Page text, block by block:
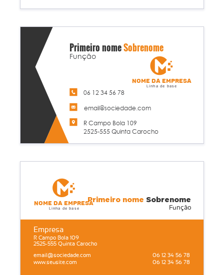
06 12 34 56 78
email@sociedade.com
R Campo Bola 109
2525-555 Quinta Carocho
Função
Primeiro nomeSobrenome
Nome da empresa
Linha de base
www.seusite.com
06 12 34 56 78
06 12 34 56 78
email@sociedade.com
R Campo Bola 109
2525-555 Quinta Carocho
Empresa
Função
Primeiro nomeSobrenome
Nome da empresa
Linha de base